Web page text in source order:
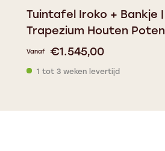
Tuintafel Iroko + Bankje |
Trapezium Houten Poten
Vanaf €1.545,00
1 tot 3 weken levertijd